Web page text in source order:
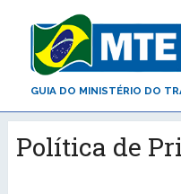
GUIA DO MINISTÉRIO DO
Política de